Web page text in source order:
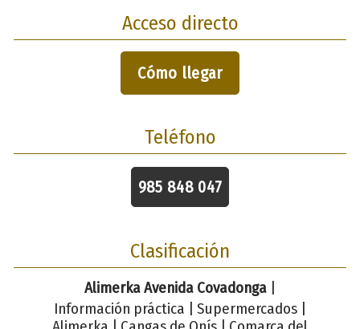
Acceso directo
Cómo llegar
Teléfono
985 848 047
Clasificación
Alimerka Avenida Covadonga |
Información práctica | Supermercados |